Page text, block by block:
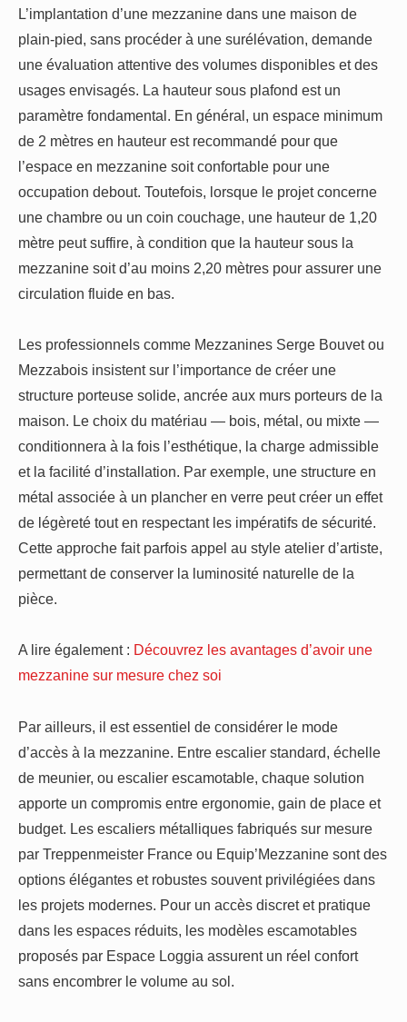
L’implantation d’une mezzanine dans une maison de
plain-pied, sans procéder à une surélévation, demande
une évaluation attentive des volumes disponibles et des
usages envisagés. La hauteur sous plafond est un
paramètre fondamental. En général, un espace minimum
de 2 mètres en hauteur est recommandé pour que
l’espace en mezzanine soit confortable pour une
occupation debout. Toutefois, lorsque le projet concerne
une chambre ou un coin couchage, une hauteur de 1,20
mètre peut suffire, à condition que la hauteur sous la
mezzanine soit d’au moins 2,20 mètres pour assurer une
circulation fluide en bas.
Les professionnels comme Mezzanines Serge Bouvet ou
Mezzabois insistent sur l’importance de créer une
structure porteuse solide, ancrée aux murs porteurs de la
maison. Le choix du matériau — bois, métal, ou mixte —
conditionnera à la fois l’esthétique, la charge admissible
et la facilité d’installation. Par exemple, une structure en
métal associée à un plancher en verre peut créer un effet
de légèreté tout en respectant les impératifs de sécurité.
Cette approche fait parfois appel au style atelier d’artiste,
permettant de conserver la luminosité naturelle de la
pièce.
A lire également : Découvrez les avantages d’avoir une
mezzanine sur mesure chez soi
Par ailleurs, il est essentiel de considérer le mode
d’accès à la mezzanine. Entre escalier standard, échelle
de meunier, ou escalier escamotable, chaque solution
apporte un compromis entre ergonomie, gain de place et
budget. Les escaliers métalliques fabriqués sur mesure
par Treppenmeister France ou Equip’Mezzanine sont des
options élégantes et robustes souvent privilégiées dans
les projets modernes. Pour un accès discret et pratique
dans les espaces réduits, les modèles escamotables
proposés par Espace Loggia assurent un réel confort
sans encombrer le volume au sol.